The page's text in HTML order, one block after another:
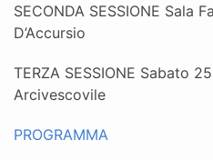
SECONDA SESSIONE Sala
D’Accursio
TERZA SESSIONE Sabato
Arcivescovile
PROGRAMMA